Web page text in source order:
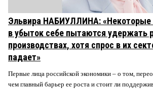
Эльвира НАБИУЛЛИНА:
в убыток себе пытаются удержать
производствах, хотя спрос в их
падает»
Первые лица российской экономики – о том,
чем главный барьер ее роста и стоит ли